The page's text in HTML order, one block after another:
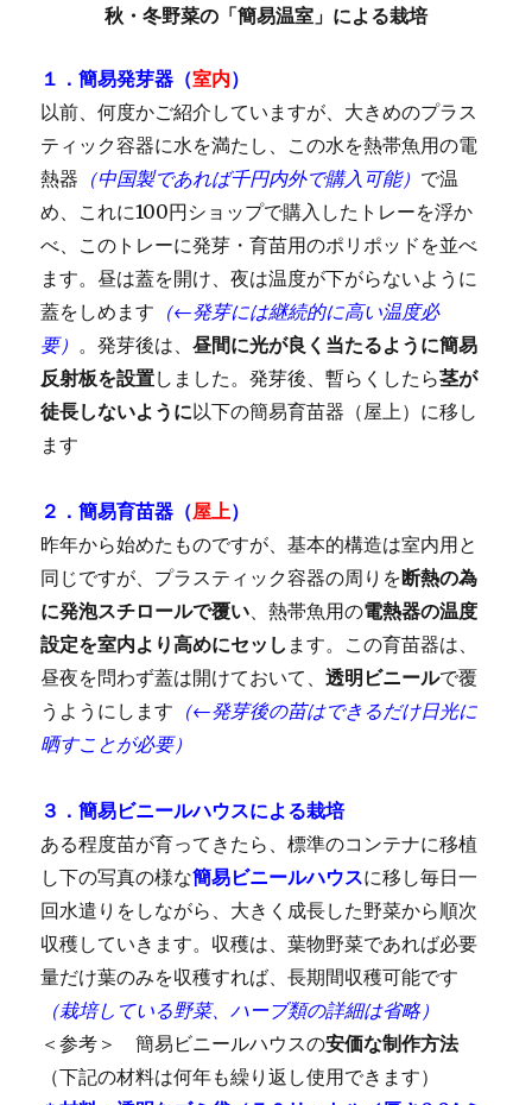
秋・冬野菜の「簡易温室」による栽培
１．簡易発芽器（室内）
以前、何度かご紹介していますが、大きめのプラス
ティック容器に水を満たし、この水を熱帯魚用の電
熱器 （中国製であれば千円内外で購入可能） で温
め、これに100円ショップで購入したトレーを浮か
べ、このトレーに発芽・育苗用のポリポッドを並べ
ます。昼は蓋を開け、夜は温度が下がらないように
蓋をしめます （←発芽には継続的に高い温度必
要） 。発芽後は、昼間に光が良く当たるように簡易
反射板を設置しました。発芽後、暫らくしたら茎が
徒長しないように以下の簡易育苗器（屋上）に移し
ます
２．簡易育苗器（屋上）
昨年から始めたものですが、基本的構造は室内用と
同じですが、プラスティック容器の周りを断熱の為
に発泡スチロールで覆い 、熱帯魚用の電熱器の温度
設定を室内より高めにセッし ます。この育苗器は、
昼夜を問わず蓋は開けておいて、透明ビニールで覆
うようにします （←発芽後の苗はできるだけ日光に
晒すことが必要）
３．簡易ビニールハウスによる栽培
ある程度苗が育ってきたら、標準のコンテナに移植
し下の写真の様な簡易ビニールハウスに移し毎日一
回水遣りをしながら、大きく成長した野菜から順次
収穫していきます。収穫は、葉物野菜であれば必要
量だけ葉のみを収穫すれば、長期間収穫可能です
（栽培している野菜、ハーブ類の詳細は省略）
＜参考＞ 簡易ビニールハウスの安価な制作方法
（下記の材料は何年も繰り返し使用できます）